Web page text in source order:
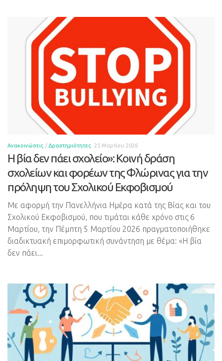
Ανακοινώσεις / Δραστηριότητες 25 Μαρτίου 2026
Η βία δεν πάει σχολείο»: Κοινή δράση
σχολείων και φορέων της Φλώρινας για την
πρόληψη του Σχολικού Εκφοβισμού
Με αφορμή την Πανελλήνια Ημέρα κατά της Βίας και του
Σχολικού Εκφοβισμού, που τιμάται κάθε χρόνο στις 6
Μαρτίου, την Πέμπτη 5 Μαρτίου 2026 πραγματοποιήθηκε
διαδικτυακή επιμορφωτική συνάντηση με θέμα: «Η βία
δεν πάει...